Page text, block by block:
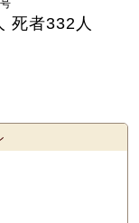
号
死者332人